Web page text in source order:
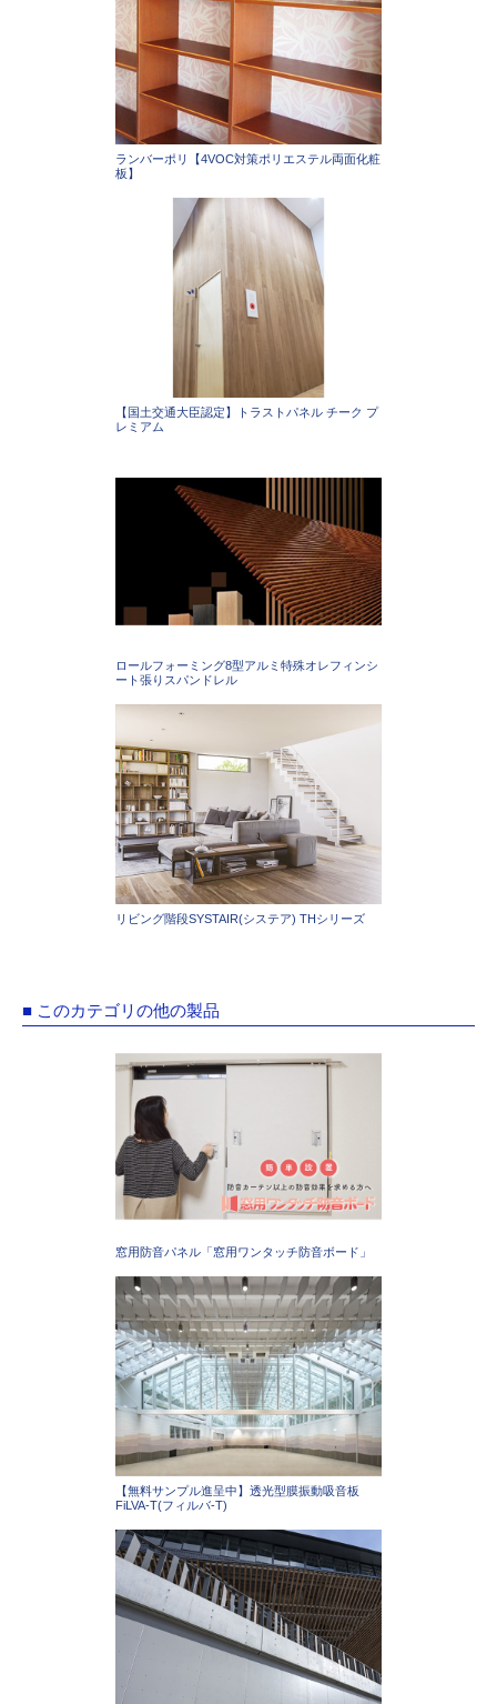
ランバーポリ【4VOC対策ポリエステル両面化粧
板】
【国土交通大臣認定】トラストパネル チーク プ
レミアム
ロールフォーミング8型アルミ特殊オレフィンシ
ート張りスパンドレル
リビング階段SYSTAIR(システア) THシリーズ
■ このカテゴリの他の製品
窓用防音パネル「窓用ワンタッチ防音ボード」
【無料サンプル進呈中】透光型膜振動吸音板
FiLVA-T(フィルバ‐T)